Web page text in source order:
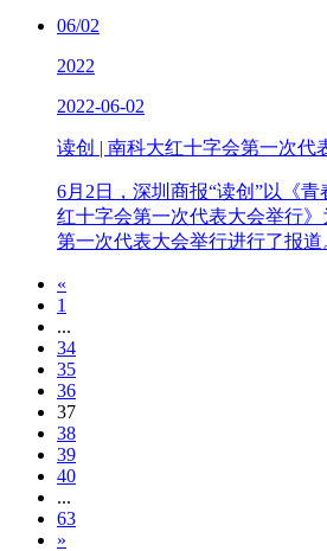
06/02
2022
2022-06-02
读创 | 南科大红十字会第一次代
6月2日，深圳商报“读创”以《
红十字会第一次代表大会举行
第一次代表大会举行进行了报道
«
1
...
34
35
36
37
38
39
40
...
63
»